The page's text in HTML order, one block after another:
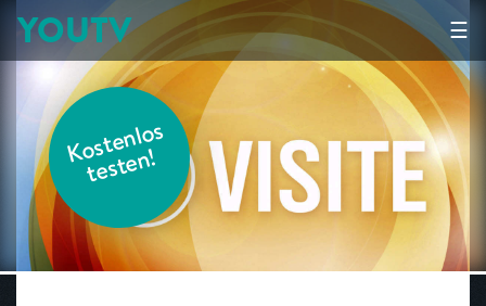
☰
YOUTV
K
o
s
t
e
nl
o
s
t
e
s
t
e
n!